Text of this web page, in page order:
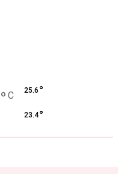
° C 25.6 °
23.4°